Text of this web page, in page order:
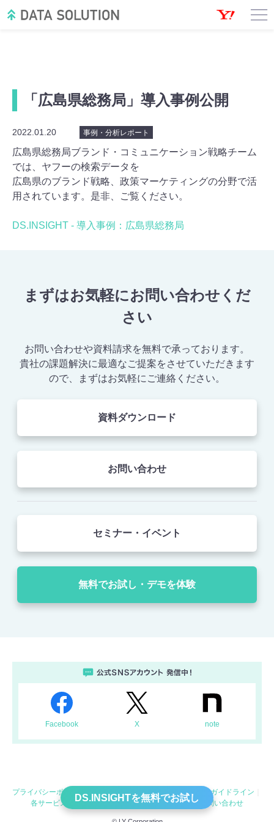
DS.INSIGHTを無料でお試し
「広島県総務局」導入事例公開
2022.01.20 事例・分析レポート
広島県総務局ブランド・コミュニケーション戦略チーム
では、ヤフーの検索データを
広島県のブランド戦略、政策マーケティングの分野で活
用されています。是非、ご覧ください。
DS.INSIGHT - 導入事例：広島県総務局
まずはお気軽にお問い合わせくだ
さい
お問い合わせや資料請求を無料で承っております。
貴社の課題解決に最適なご提案をさせていただきます
ので、まずはお気軽にご連絡ください。
資料ダウンロード
お問い合わせ
セミナー・イベント
無料でお試し・デモを体験
Facebook X note
プライバシーポリシー プライバシーセンター 利用規約
ガイドライン
各サービス利用規約
会社概要 よくあるご質問 お問い合わせ